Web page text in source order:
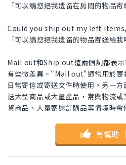
「可以請您把我遺留在房間的物品寄
Could you ship out my left
「可以請您把我遺留的物品寄送給我
Mail out和Ship out這兩個詞都表示
有些微差異。"Mail out"通常用於寄
日常寄信或寄送文件時使用。另一
送大型商品或大量產品，常與物流
貨商品、大量寄送訂購品等情境時會
有幫助 ｜